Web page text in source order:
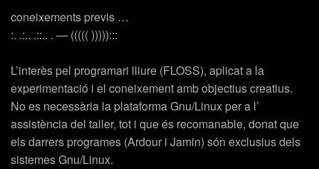
coneixements previs …
:. .:.. .::.. . — ((((( ))))):::
L’interès pel programari lliure (FLOSS), aplicat a la
experimentació i el coneixement amb objectius creatius.
No es necessària la plataforma Gnu/Linux per a l’
assistència del taller, tot i que és recomanable, donat que
els darrers programes (Ardour i Jamin) són exclusius dels
sistemes Gnu/Linux.